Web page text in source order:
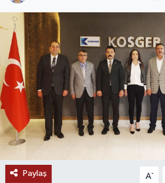
Paylaş A-
RESMİ İLANLAR